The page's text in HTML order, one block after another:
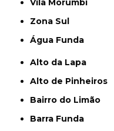
Vila Morumbi
Zona Sul
Água Funda
Alto da Lapa
Alto de Pinheiros
Bairro do Limão
Barra Funda